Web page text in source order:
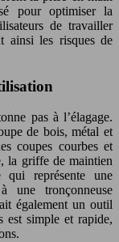
pour optimiser la
de travailler
ainsi les risques de
pas à l’élagage.
de bois, métal et
coupes courbes et
la griffe de maintien
représente une
une tronçonneuse
également un outil
est simple et rapide,